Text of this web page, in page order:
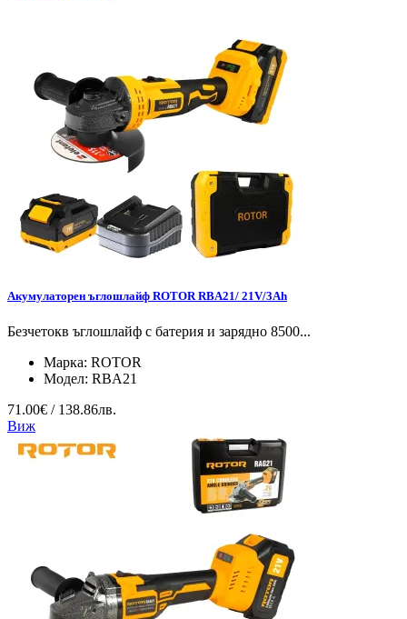
Aкумулаторен ъглошлайф ROTOR RBA21/ 21V/3Ah
Безчетокв ъглошлайф с батерия и зарядно 8500...
Марка: ROTOR
Модел: RBA21
71.00€ / 138.86лв.
Виж